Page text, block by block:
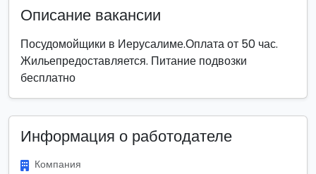
Описание вакансии
Посудомойщики в Иерусалиме.Оплата от 50 час.
Жильепредоставляется. Питание подвозки
бесплатно
Информация о работодателе
Компания